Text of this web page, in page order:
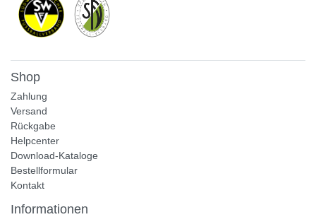
Shop
Zahlung
Versand
Rückgabe
Helpcenter
Download-Kataloge
Bestellformular
Kontakt
Informationen